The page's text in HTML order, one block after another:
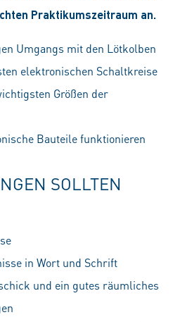
Praktikumszeitraum an.
Umgangs mit den Lötkolben
elektronischen Schaltkreise
Größen der
Bauteile funktionieren
SOLLTEN
in Wort und Schrift
und ein gutes räumliches